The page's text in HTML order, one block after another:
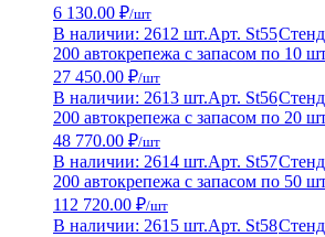
6 130.00 ₽/шт
В наличии: 2612 шт.Арт. St55
200 автокрепежа с запасом по 10
27 450.00 ₽/шт
В наличии: 2613 шт.Арт. St56
200 автокрепежа с запасом по 20
48 770.00 ₽/шт
В наличии: 2614 шт.Арт. St57
200 автокрепежа с запасом по 50
112 720.00 ₽/шт
В наличии: 2615 шт.Арт. St58